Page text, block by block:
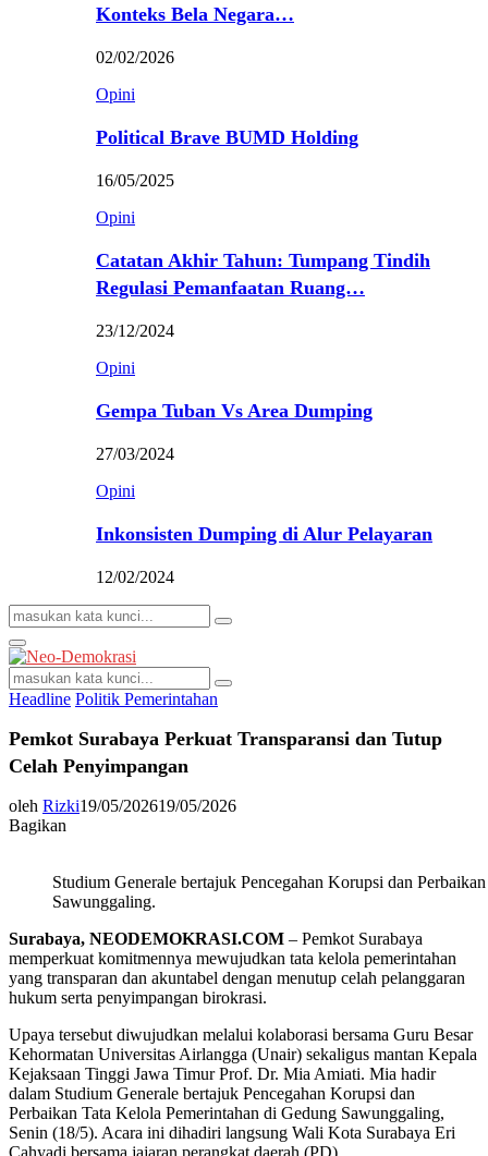
Konteks Bela Negara…
02/02/2026
Opini
Political Brave BUMD Holding
16/05/2025
Opini
Catatan Akhir Tahun: Tumpang Tindih
Regulasi Pemanfaatan Ruang…
23/12/2024
Opini
Gempa Tuban Vs Area Dumping
27/03/2024
Opini
Inkonsisten Dumping di Alur Pelayaran
12/02/2024
Search
for:
Search
Primary
Menu
Search
for:
Search
Headline Politik Pemerintahan
Pemkot Surabaya Perkuat Transparansi dan Tutup
Celah Penyimpangan
oleh Rizki19/05/202619/05/2026
Bagikan
Studium Generale bertajuk Pencegahan Korupsi dan
Sawunggaling.
Surabaya, NEODEMOKRASI.COM – Pemkot Surabaya
memperkuat komitmennya mewujudkan tata kelola pemerintahan
yang transparan dan akuntabel dengan menutup celah pelanggaran
hukum serta penyimpangan birokrasi.
Upaya tersebut diwujudkan melalui kolaborasi bersama Guru Besar
Kehormatan Universitas Airlangga (Unair) sekaligus mantan Kepala
Kejaksaan Tinggi Jawa Timur Prof. Dr. Mia Amiati. Mia hadir
dalam Studium Generale bertajuk Pencegahan Korupsi dan
Perbaikan Tata Kelola Pemerintahan di Gedung Sawunggaling,
Senin (18/5). Acara ini dihadiri langsung Wali Kota Surabaya Eri
Cahyadi bersama jajaran perangkat daerah (PD).